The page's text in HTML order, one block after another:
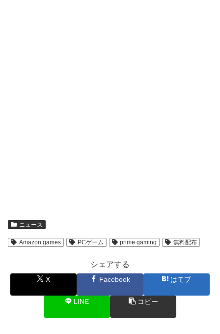
ニュース
Amazon games PCゲーム prime gaming 無料配布
シェアする
X Facebook はてブ
LINE コピー